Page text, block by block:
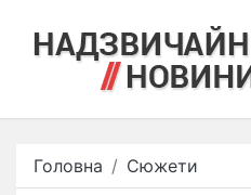
Головна Сюжети